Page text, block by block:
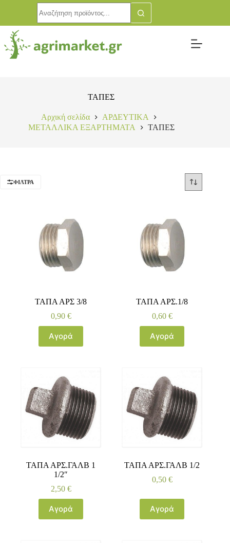
ΤΑΠΕΣ
Αρχική σελίδα
ΑΡΔΕΥΤΙΚΑ
ΜΕΤΑΛΛΙΚΑ ΕΞΑΡΤΗΜΑΤΑ
ΤΑΠΕΣ
ΦΊΛΤΡΑ
ΤΑΠΑ ΑΡΣ 3/8
0,90 €
Αγορά
ΤΑΠΑ ΑΡΣ.1/8
0,60 €
Αγορά
ΤΑΠΑ ΑΡΣ.ΓΑΛΒ 1
1/2″
2,50 €
Αγορά
ΤΑΠΑ ΑΡΣ.ΓΑΛΒ 1/2
0,50 €
Αγορά